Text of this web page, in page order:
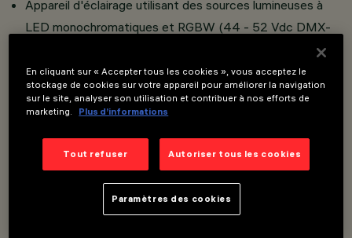
Appareil d'éclairage utilisant des sources lumineuses à
LED monochromatiques et RGBW (44 - 52 Vdc DMX-
RDM / DALI), balance des blancs et RGB (48 - 52 Vdc
DMX-RDM / DALI).
Versions 4000 KLED RGB-RGBW et Tunable White
(TW) avecconvertisseurDALI
Installation murale, plafonnier et en appui à l'aide de bras
orientables.
Composé d'un corps, d'un siège du convertisseur DMX-
RDM / DALI et de têtes.
En cliquant sur « Accepter tous les cookies », vous acceptez le
stockage de cookies sur votre appareil pour améliorer la navigation
sur le site, analyser son utilisation et contribuer à nos efforts de
marketing.
Plus d’informations
Tout refuser Autoriser tous les cookies
Paramètres des cookies